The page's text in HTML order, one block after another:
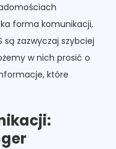
forma komunikacji,
są zazwyczaj szybciej
w nich prosić o
które